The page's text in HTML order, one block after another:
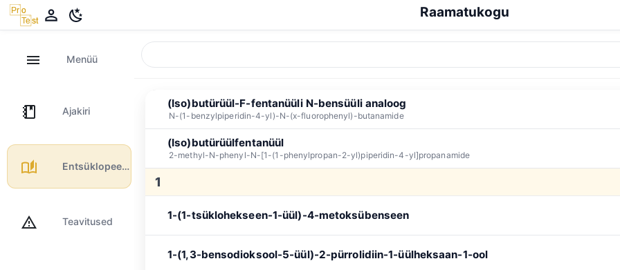
Raamatukogu
Menüü
Ajakiri
Entsüklopeedia
Teavitused
Lähtesta Üldine Kannabinoid Depressant Dissotsiatiivne Ravim
(Iso)butürüül-F-fentanüüli N-bensüüli analoog
N-(1-benzylpiperidin-4-yl)-N-(x-fluorophenyl)-butanamide
(Iso)butürüülfentanüül
2-methyl-N-phenyl-N-[1-(1-phenylpropan-2-yl)piperidin-4-yl]propanamide
1
1-(1-tsüklohekseen-1-üül)-4-metoksübenseen
1-(1,3-bensodioksool-5-üül)-2-pürrolidiin-1-üülheksaan-1-ool